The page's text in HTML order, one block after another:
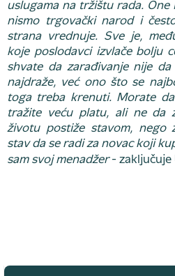
uslugama na tržištu rada. One
nismo trgovački narod i
strana vrednuje. Sve je,
koje poslodavci izvlače bolju
shvate da zarađivanje nije
najdraže, već ono što se
toga treba krenuti. Morate
tražite veću platu, ali ne da
životu postiže stavom, nego
stav da se radi za novac koji
sam svoj menadžer- zaključuje